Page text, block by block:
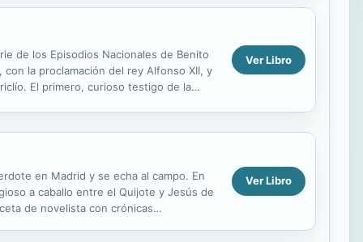
de los Episodios Nacionales de Benito
la proclamación del rey Alfonso XII, y
El primero, curioso testigo de la
Ver Libro
en Madrid y se echa al campo. En
a caballo entre el Quijote y Jesús de
de novelista con crónicas
Ver Libro